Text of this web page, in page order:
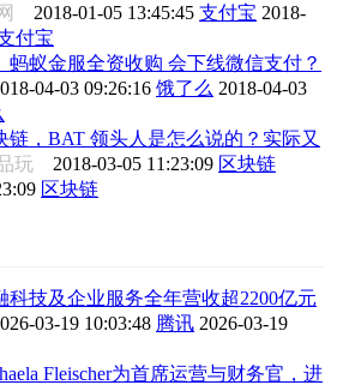
2018-01-05 13:45:45 支付宝 2018-
付宝
蚂蚁金服全资收购 会下线微信支付？
04-03 09:26:16 饿了么 2018-04-03
链，BAT 领头人是怎么说的？实际又
玩 2018-03-05 11:23:09 区块链
区块链
科技及企业服务全年营收超2200亿元
03-19 10:03:48 腾讯 2026-03-19
Fleischer为首席运营与财务官，进